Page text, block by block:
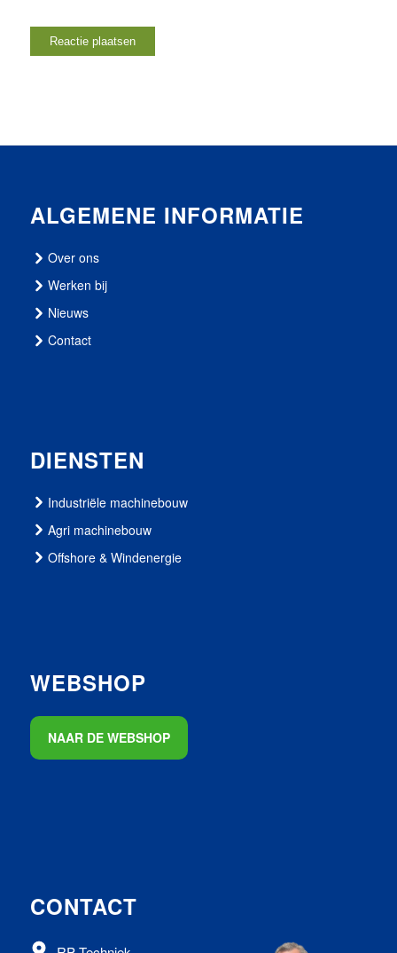
ALGEMENE INFORMATIE
Over ons
Werken bij
Nieuws
Contact
DIENSTEN
Industriële machinebouw
Agri machinebouw
Offshore & Windenergie
WEBSHOP
NAAR DE WEBSHOP
CONTACT